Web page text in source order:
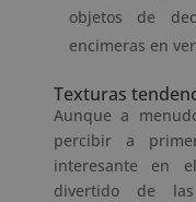
objetos de
encimeras en
Texturas
Aunque a
percibir a
interesante en
divertido de